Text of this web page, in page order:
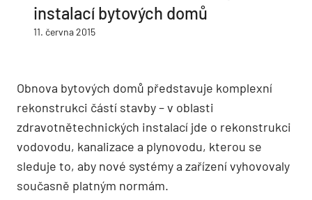
instalací bytových domů
11. června 2015
Obnova bytových domů představuje komplexní
rekonstrukci částí stavby – v oblasti
zdravotnětechnických instalací jde o rekonstrukci
vodovodu, kanalizace a plynovodu, kterou se
sleduje to, aby nové systémy a zařízení vyhovovaly
současně platným normám.